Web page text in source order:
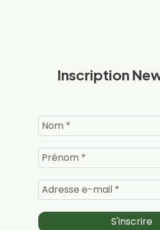
Inscription